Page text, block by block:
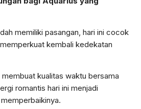
memiliki pasangan, hari ini cocok
kembali kedekatan
membuat kualitas waktu bersama
romantis hari ini menjadi